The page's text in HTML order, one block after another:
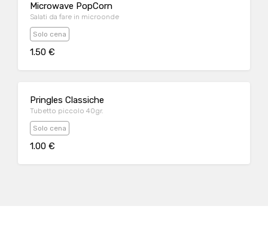
Microwave PopCorn
Salati da fare in microonde
Solo cena
1.50 €
Pringles Classiche
Tubetto piccolo 40gr.
Solo cena
1.00 €